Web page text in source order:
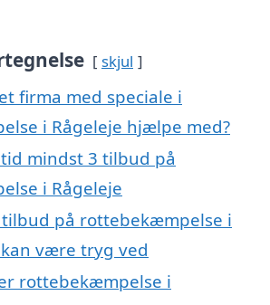
skjul
firma med speciale i
i Rågeleje hjælpe med?
mindst 3 tilbud på
i Rågeleje
tilbud på rottebekæmpelse i
være tryg ved
rottebekæmpelse i